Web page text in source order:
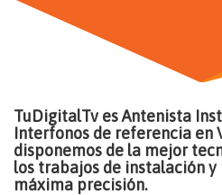
TuDigitalTv es Antenista
Interfonos de referencia en
disponemos de la mejor
los trabajos de instalación
máxima precisión.